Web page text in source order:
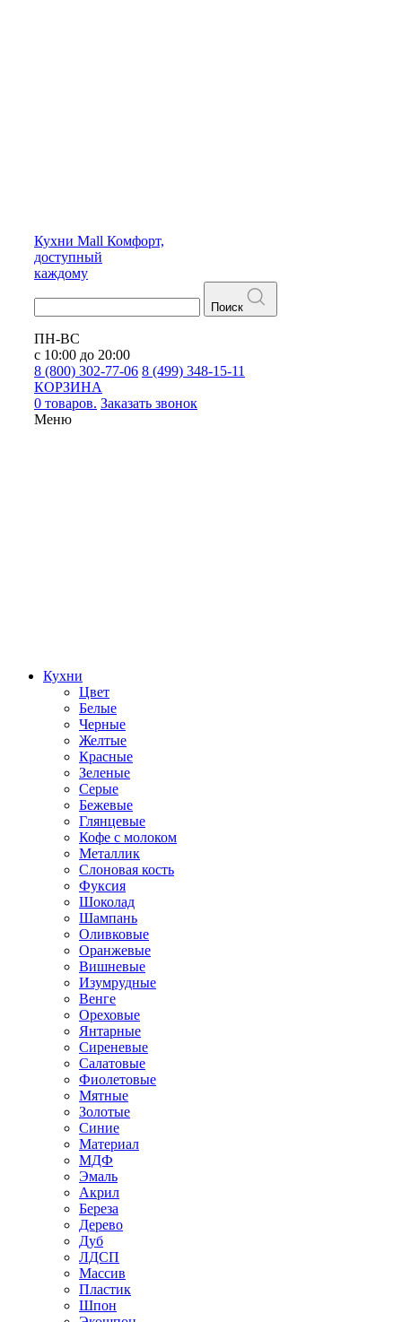
Кухни Mall Комфорт,
доступный
каждому
Поиск
ПН-ВС
с 10:00 до 20:00
8 (800) 302-77-06 8 (499) 348-15-11
КОРЗИНА
0 товаров. Заказать звонок
Меню
Кухни
Цвет
Белые
Черные
Желтые
Красные
Зеленые
Серые
Бежевые
Глянцевые
Кофе с молоком
Металлик
Слоновая кость
Фуксия
Шоколад
Шампань
Оливковые
Оранжевые
Вишневые
Изумрудные
Венге
Ореховые
Янтарные
Сиреневые
Салатовые
Фиолетовые
Мятные
Золотые
Синие
Материал
МДФ
Эмаль
Акрил
Береза
Дерево
Дуб
ЛДСП
Массив
Пластик
Шпон